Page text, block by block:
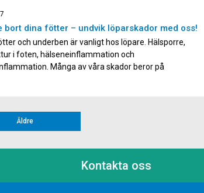
bort dina fötter – undvik löparskador med oss!
och underben är vanligt hos löpare. Hälsporre,
i foten, hälseneinflammation och
Många av våra skador beror på
Äldre
Kontakta oss